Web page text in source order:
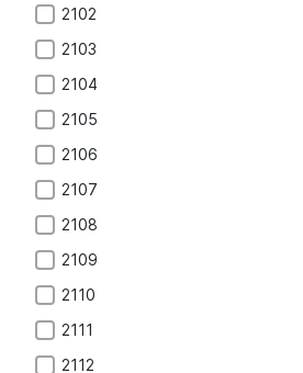
2102
2103
2104
2105
2106
2107
2108
2109
2110
2111
2112